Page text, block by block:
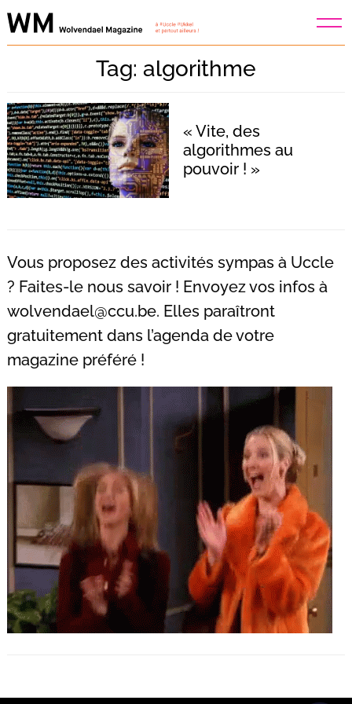
Skip
to
Tag: algorithme
« Vite, des
algorithmes au
pouvoir ! »
Vous proposez des activités sympas à Uccle
? Faites-le nous savoir ! Envoyez vos infos à
wolvendael@ccu.be. Elles paraîtront
gratuitement dans l’agenda de votre
magazine préféré !
Recherche
pour
: